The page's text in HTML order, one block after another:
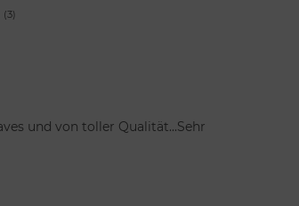
(3)
und von toller Qualität...Sehr